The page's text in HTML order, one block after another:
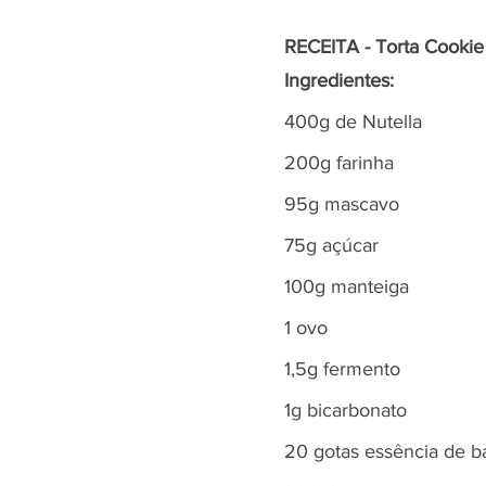
RECEITA - Torta Cookie
Ingredientes:
400g de Nutella
200g farinha
95g mascavo
75g açúcar
100g manteiga
1 ovo
1,5g fermento
1g bicarbonato
20 gotas essência de